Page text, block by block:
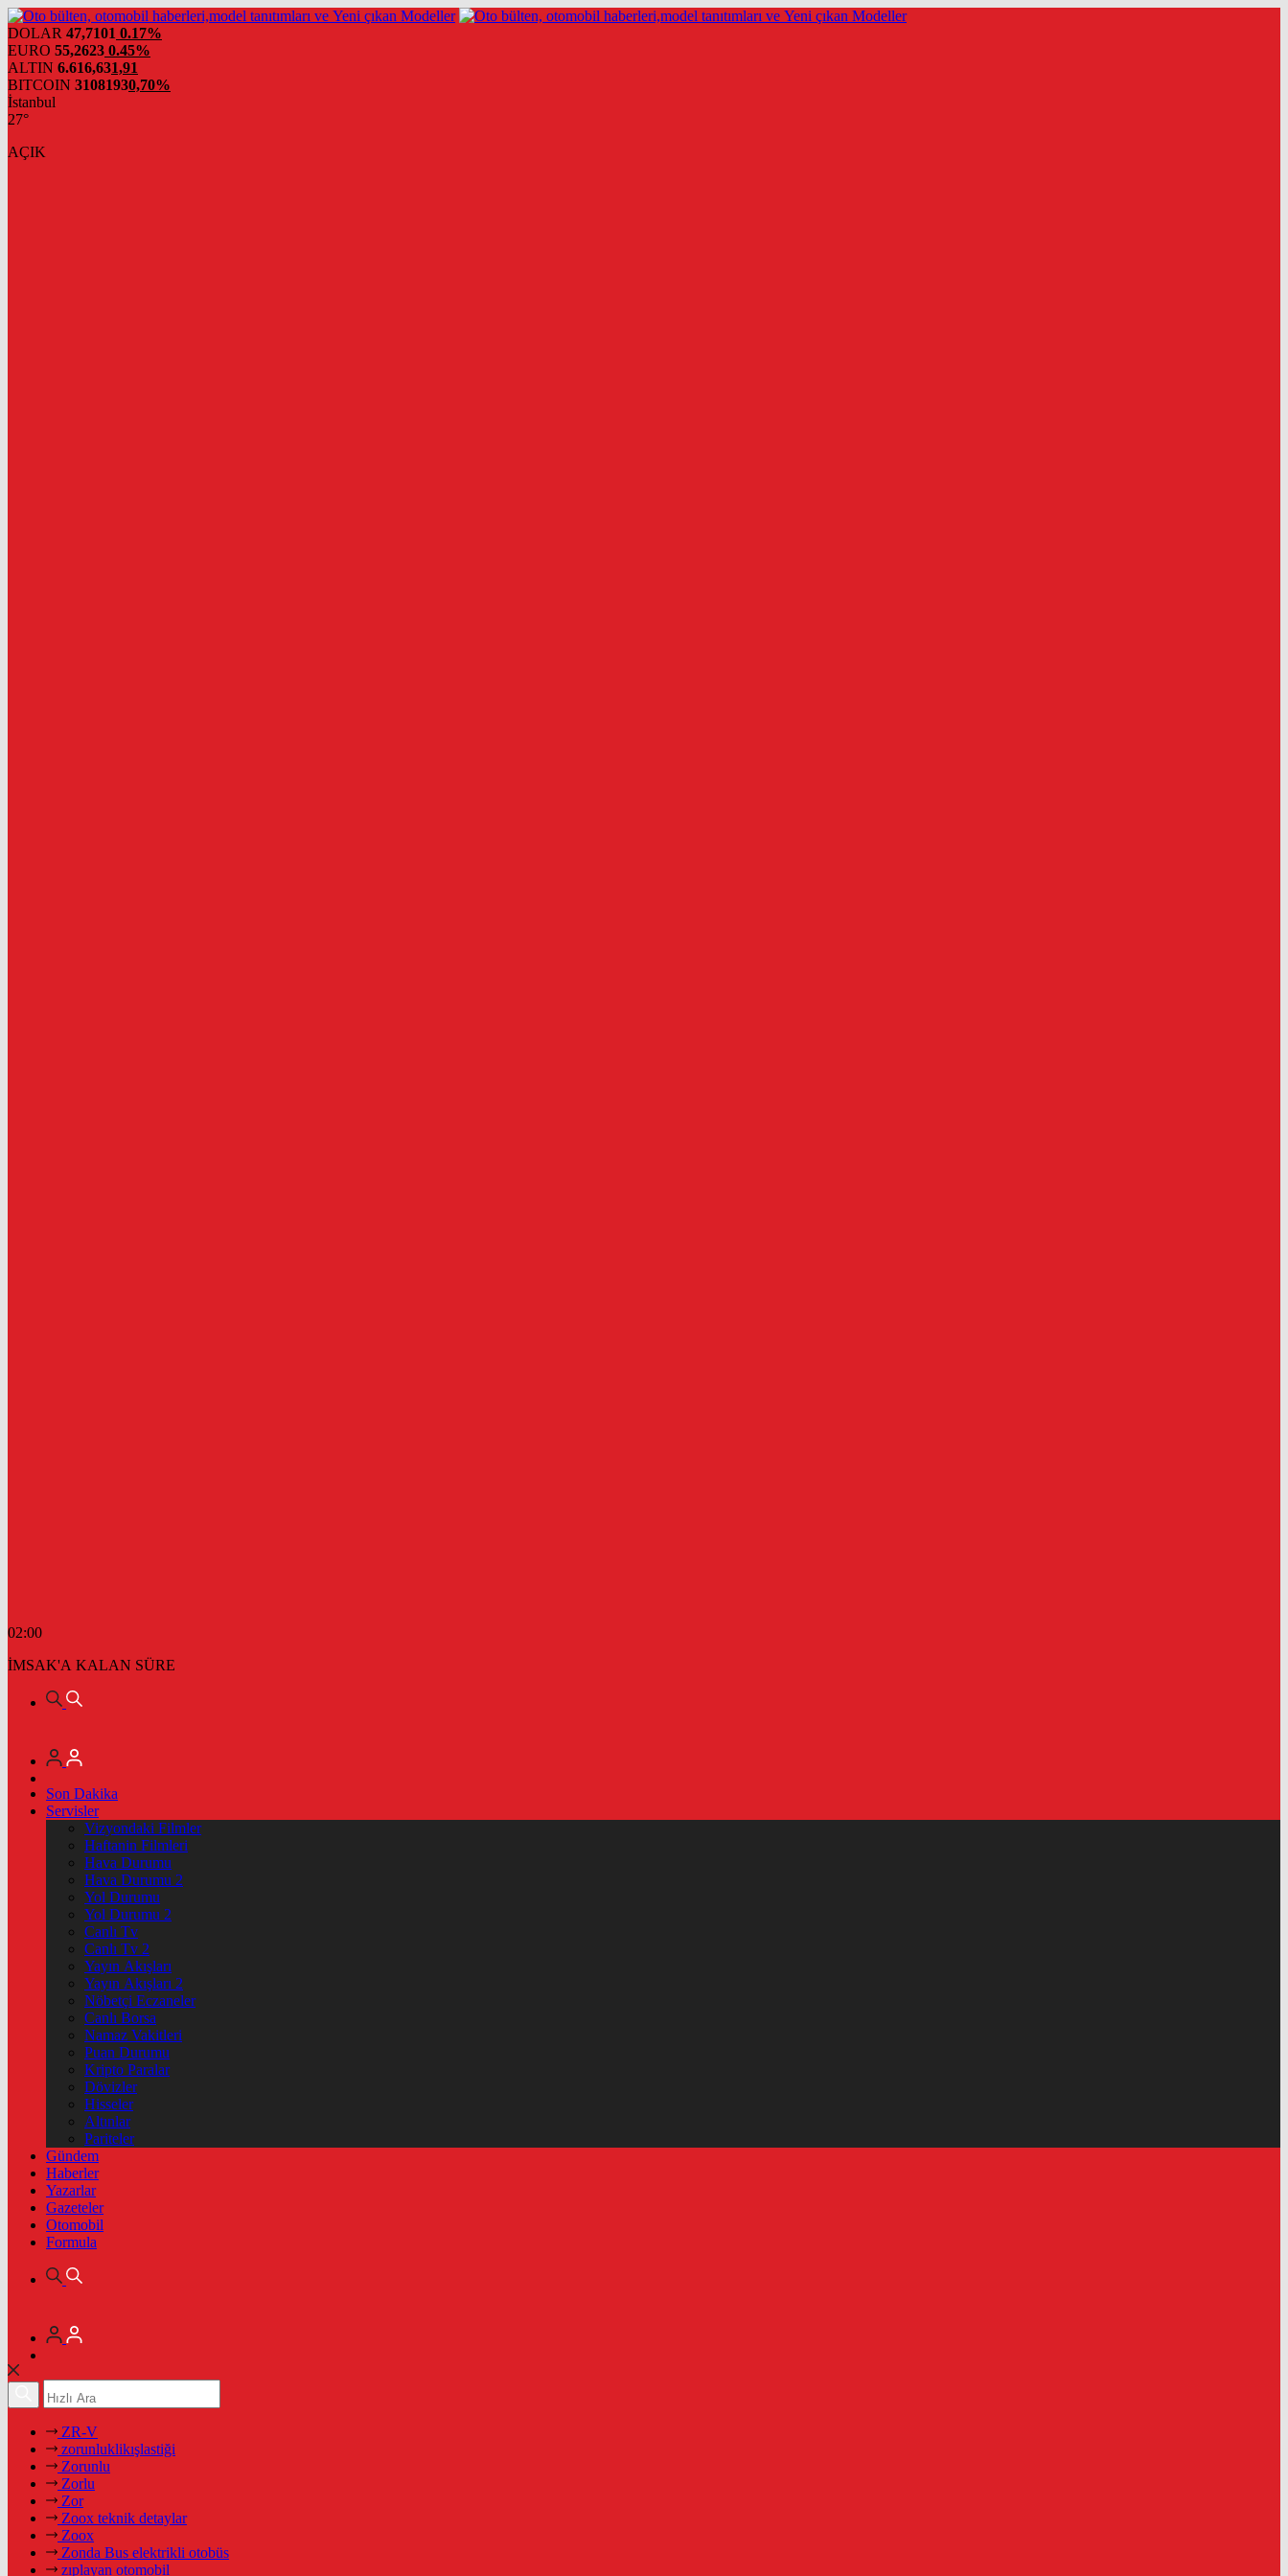
DOLAR 47,7101 0.17%
EURO 55,2623 0.45%
ALTIN 6.616,631,91
BITCOIN 31081930,70%
İstanbul
27°
AÇIK
02:00
İMSAK'A KALAN SÜRE
Son Dakika
Servisler
Vizyondaki Filmler
Haftanin Filmleri
Hava Durumu
Hava Durumu 2
Yol Durumu
Yol Durumu 2
Canlı Tv
Canlı Tv 2
Yayın Akışları
Yayın Akışları 2
Nöbetçi Eczaneler
Canlı Borsa
Namaz Vakitleri
Puan Durumu
Kripto Paralar
Dövizler
Hisseler
Altınlar
Pariteler
Gündem
Haberler
Yazarlar
Gazeteler
Otomobil
Formula
ZR-V
zorunluklikışlastiği
Zorunlu
Zorlu
Zor
Zoox teknik detaylar
Zoox
Zonda Bus elektrikli otobüs
zıplayan otomobil